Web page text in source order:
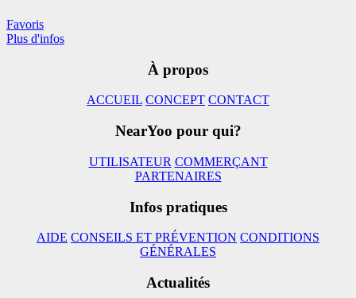
Favoris
Plus d'infos
À propos
ACCUEIL CONCEPT CONTACT
NearYoo pour qui?
UTILISATEUR COMMERÇANT
PARTENAIRES
Infos pratiques
AIDE CONSEILS ET PRÉVENTION CONDITIONS
GÉNÉRALES
Actualités